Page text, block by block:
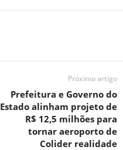
Próximo artigo
Prefeitura e Governo do
Estado alinham projeto de
R$ 12,5 milhões para
tornar aeroporto de
Colider realidade